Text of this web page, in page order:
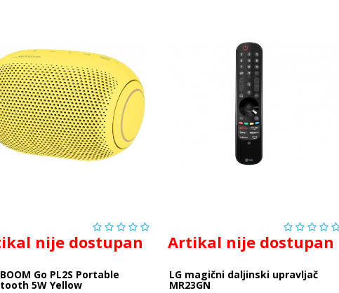
nije dostupan
Go PL2S Portable
5W Yellow
Artikal nije dostupan
LG magični daljinski upravljač
MR23GN